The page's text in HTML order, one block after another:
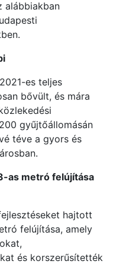
alábbiakban
es teljes
bővült, és mára
gyűjtőállomásán
téve a gyors és
as metró felújítása
hajtott
felújítása, amely
és korszerűsítették